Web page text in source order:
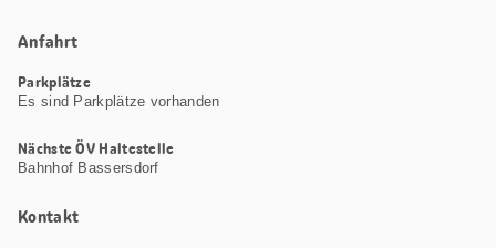
Anfahrt
Parkplätze
Es sind Parkplätze vorhanden
Nächste ÖV Haltestelle
Bahnhof Bassersdorf
Kontakt